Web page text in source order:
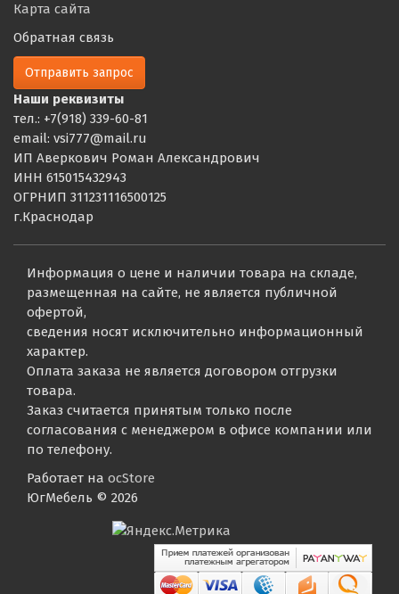
Карта сайта
Обратная связь
Отправить запрос
Наши реквизиты
тел.: +7(918) 339-60-81
email: vsi777@mail.ru
ИП Аверкович Роман Александрович
ИНН 615015432943
ОГРНИП 311231116500125
г.Краснодар
Информация о цене и наличии товара на складе,
размещенная на сайте, не является публичной
офертой,
сведения носят исключительно информационный
характер.
Оплата заказа не является договором отгрузки
товара.
Заказ считается принятым только после
согласования с менеджером в офисе компании или
по телефону.
Работает на ocStore
ЮгМебель © 2026